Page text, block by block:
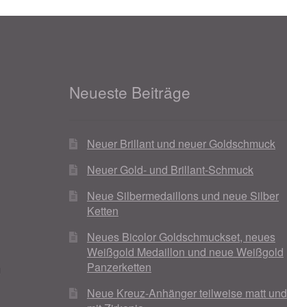
Neueste Beiträge
Neuer Brillant und neuer Goldschmuck
Neuer Gold- und Brillant-Schmuck
Neue Silbermedaillons und neue Silber
Ketten
Neues Bicolor Goldschmuckset, neues
Weißgold Medaillon und neue Weißgold
Panzerketten
Neue Kreuz-Anhänger teilweise matt und